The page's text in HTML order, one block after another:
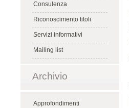
Consulenza
Riconoscimento titoli
Servizi informativi
Mailing list
Archivio
Approfondimenti